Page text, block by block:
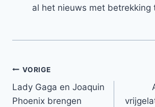
al het nieuws met betrekking
Bericht
navigatie
VORIGE
Lady Gaga en Joaquin
Phoenix brengen